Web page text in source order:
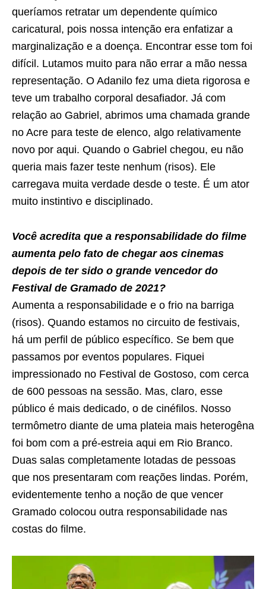
queríamos retratar um dependente químico
caricatural, pois nossa intenção era enfatizar a
marginalização e a doença. Encontrar esse tom foi
difícil. Lutamos muito para não errar a mão nessa
representação. O Adanilo fez uma dieta rigorosa e
teve um trabalho corporal desafiador. Já com
relação ao Gabriel, abrimos uma chamada grande
no Acre para teste de elenco, algo relativamente
novo por aqui. Quando o Gabriel chegou, eu não
queria mais fazer teste nenhum (risos). Ele
carregava muita verdade desde o teste. É um ator
muito instintivo e disciplinado.
Você acredita que a responsabilidade do filme
aumenta pelo fato de chegar aos cinemas
depois de ter sido o grande vencedor do
Festival de Gramado de 2021?
Aumenta a responsabilidade e o frio na barriga
(risos). Quando estamos no circuito de festivais,
há um perfil de público específico. Se bem que
passamos por eventos populares. Fiquei
impressionado no Festival de Gostoso, com cerca
de 600 pessoas na sessão. Mas, claro, esse
público é mais dedicado, o de cinéfilos. Nosso
termômetro diante de uma plateia mais heterogêna
foi bom com a pré-estreia aqui em Rio Branco.
Duas salas completamente lotadas de pessoas
que nos presentaram com reações lindas. Porém,
evidentemente tenho a noção de que vencer
Gramado colocou outra responsabilidade nas
costas do filme.